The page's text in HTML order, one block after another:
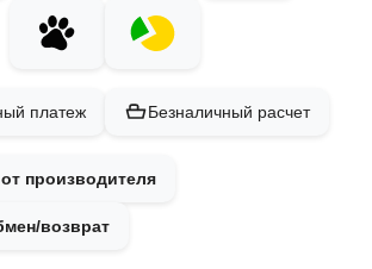
платеж Безналичный расчет
производителя
возврат